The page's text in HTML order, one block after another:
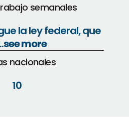
semanales
la ley federal, que
see more
nacionales
10